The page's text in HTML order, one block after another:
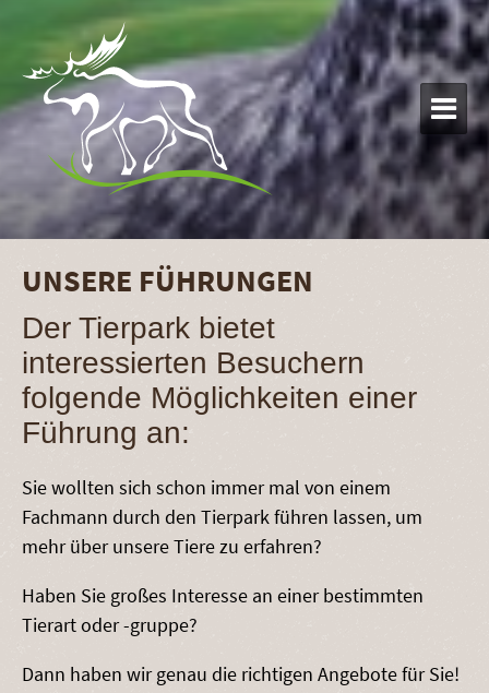

UNSERE FÜHRUNGEN
Der Tierpark bietet
interessierten Besuchern
folgende Möglichkeiten einer
Führung an:
Sie wollten sich schon immer mal von einem
Fachmann durch den Tierpark führen lassen, um
mehr über unsere Tiere zu erfahren?
Haben Sie großes Interesse an einer bestimmten
Tierart oder -gruppe?
Dann haben wir genau die richtigen Angebote für Sie!